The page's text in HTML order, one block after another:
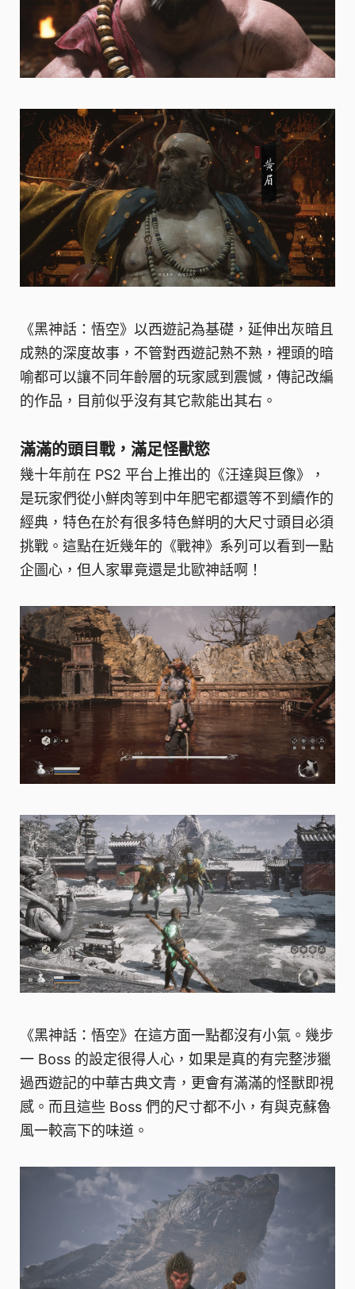
《黑神話：悟空》以西遊記為基礎，延伸出灰暗且
成熟的深度故事，不管對西遊記熟不熟，裡頭的暗
喻都可以讓不同年齡層的玩家感到震憾，傳記改編
的作品，目前似乎沒有其它款能出其右。
滿滿的頭目戰，滿足怪獸慾
幾十年前在 PS2 平台上推出的《汪達與巨像》，
是玩家們從小鮮肉等到中年肥宅都還等不到續作的
經典，特色在於有很多特色鮮明的大尺寸頭目必須
挑戰。這點在近幾年的《戰神》系列可以看到一點
企圖心，但人家畢竟還是北歐神話啊！
《黑神話：悟空》在這方面一點都沒有小氣。幾步
一 Boss 的設定很得人心，如果是真的有完整涉獵
過西遊記的中華古典文青，更會有滿滿的怪獸即視
感。而且這些 Boss 們的尺寸都不小，有與克蘇魯
風一較高下的味道。